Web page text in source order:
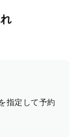
指定して予約